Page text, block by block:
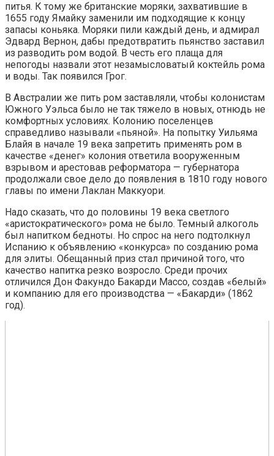
питья. К тому же британские моряки, захватившие в
1655 году Ямайку заменили им подходящие к концу
запасы коньяка. Моряки пили каждый день, и адмирал
Эдвард Вернон, дабы предотвратить пьянство заставил
из разводить ром водой. В честь его плаща для
непогоды назвали этот незамысловатый коктейль рома
и воды. Так появился Грог.
В Австралии же пить ром заставляли, чтобы колонистам
Южного Уэльса было не так тяжело в новых, отнюдь не
комфортных условиях. Колонию поселенцев
справедливо называли «пьяной». На попытку Уильяма
Блайя в начале 19 века запретить применять ром в
качестве «денег» колония ответила вооруженным
взрывом и арестовав реформатора — губернатора
продолжали свое дело до появления в 1810 году нового
главы по имени Лаклан Маккуори.
Надо сказать, что до половины 19 века светлого
«аристократического» рома не было. Темный алкоголь
был напитком бедноты. Но спрос на него подтолкнул
Испанию к объявлению «конкурса» по созданию рома
для элиты. Обещанный приз стал причиной того, что
качество напитка резко возросло. Среди прочих
отличился Дон Факундо Бакарди Массо, создав «белый»
и компанию для его производства — «Бакарди» (1862
год).